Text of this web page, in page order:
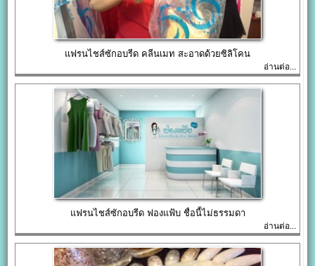
แฟรนไชส์ซักอบรีด คลีนเมท สะอาดด้วยซิลิโคน
อ่านต่อ...
แฟรนไชส์ซักอบรีด ฟองแฟ้บ ชื่อนี้ไม่ธรรมดา
อ่านต่อ...